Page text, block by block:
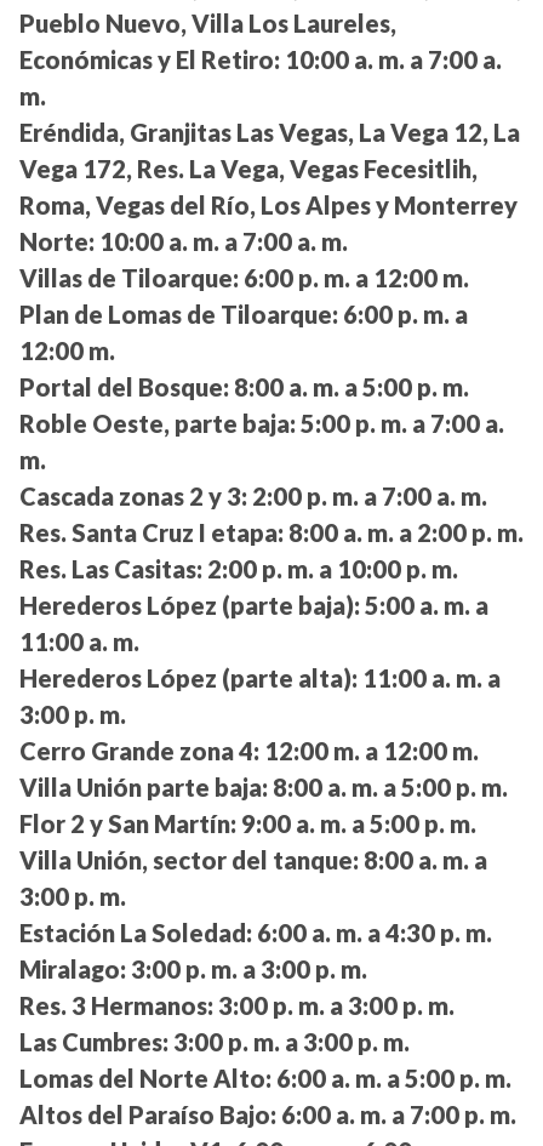
Pueblo Nuevo, Villa Los Laureles,
Económicas y El Retiro: 10:00 a. m. a 7:00 a.
m.
Eréndida, Granjitas Las Vegas, La Vega 12, La
Vega 172, Res. La Vega, Vegas Fecesitlih,
Roma, Vegas del Río, Los Alpes y Monterrey
Norte: 10:00 a. m. a 7:00 a. m.
Villas de Tiloarque: 6:00 p. m. a 12:00 m.
Plan de Lomas de Tiloarque: 6:00 p. m. a
12:00 m.
Portal del Bosque: 8:00 a. m. a 5:00 p. m.
Roble Oeste, parte baja: 5:00 p. m. a 7:00 a.
m.
Cascada zonas 2 y 3: 2:00 p. m. a 7:00 a. m.
Res. Santa Cruz I etapa: 8:00 a. m. a 2:00 p. m.
Res. Las Casitas: 2:00 p. m. a 10:00 p. m.
Herederos López (parte baja): 5:00 a. m. a
11:00 a. m.
Herederos López (parte alta): 11:00 a. m. a
3:00 p. m.
Cerro Grande zona 4: 12:00 m. a 12:00 m.
Villa Unión parte baja: 8:00 a. m. a 5:00 p. m.
Flor 2 y San Martín: 9:00 a. m. a 5:00 p. m.
Villa Unión, sector del tanque: 8:00 a. m. a
3:00 p. m.
Estación La Soledad: 6:00 a. m. a 4:30 p. m.
Miralago: 3:00 p. m. a 3:00 p. m.
Res. 3 Hermanos: 3:00 p. m. a 3:00 p. m.
Las Cumbres: 3:00 p. m. a 3:00 p. m.
Lomas del Norte Alto: 6:00 a. m. a 5:00 p. m.
Altos del Paraíso Bajo: 6:00 a. m. a 7:00 p. m.